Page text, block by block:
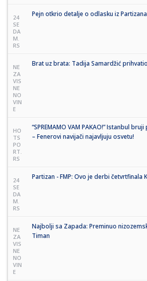
24
SE
DA
M.
RS
Pejn otkrio detalje o odlasku iz
NE
ZA
VIS
NE
NO
VIN
E
Brat uz brata: Tadija Samardžić
HO
TS
PO
RT.
RS
“SPREMAMO VAM PAKAO!” Istanbul
– Fenerovi navijači najavljuju osvetu!
24
SE
DA
M.
RS
Partizan - FMP: Ovo je derbi četvrtfinala
NE
ZA
VIS
NE
NO
VIN
E
Najbolji sa Zapada: Preminuo
Timan